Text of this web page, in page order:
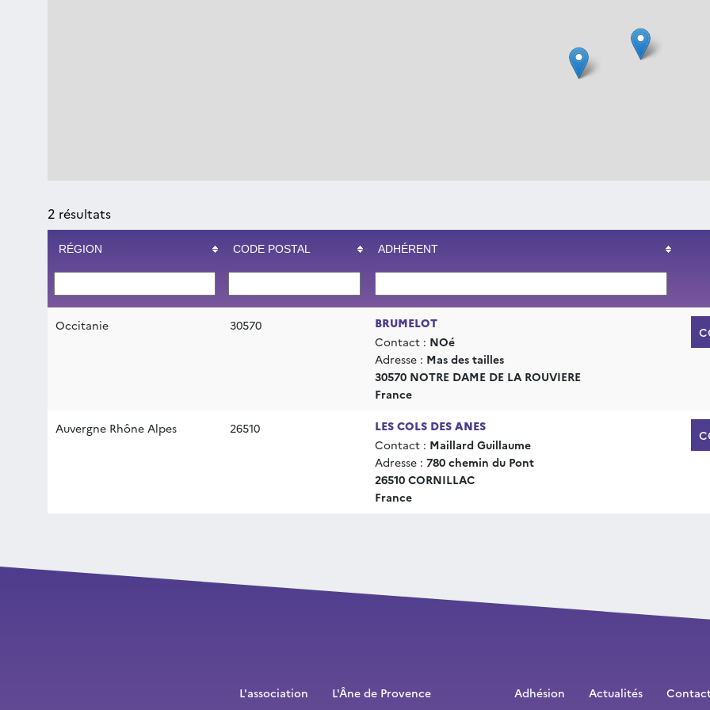
2 résultats
RÉGION CODE POSTAL ADHÉRENT
Occitanie 30570
BRUMELOT
Contact : NOé
Adresse : Mas des tailles
30570 NOTRE DAME DE LA ROUVIERE
France
Auvergne Rhône Alpes 26510
LES COLS DES ANES
Contact : Maillard Guillaume
Adresse : 780 chemin du Pont
26510 CORNILLAC
France
L'association
L'Âne de Provence
Adhésion Actualités